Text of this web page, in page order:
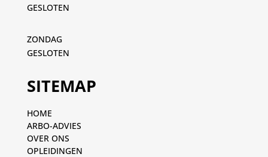
GESLOTEN
ZONDAG
GESLOTEN
SITEMAP
HOME
ARBO-ADVIES
OVER ONS
OPLEIDINGEN